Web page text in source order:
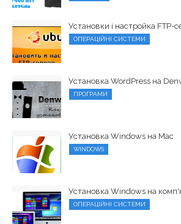
Установки і настройка FTP-
ОПЕРАЦІЙНІ СИСТЕМИ
Установка WordPress на
ПРОГРАМИ
Установка Windows на Mac
WINDOWS
Установка Windows на
ОПЕРАЦІЙНІ СИСТЕМИ